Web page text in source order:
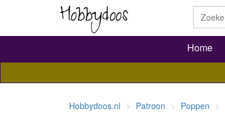
Home
Hobbydoos.nl Patroon Poppen